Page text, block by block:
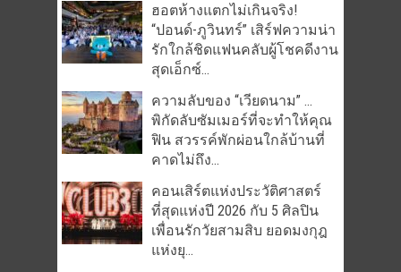
ฮอตห้างแตกไม่เกินจริง!
“ปอนด์-ภูวินทร์” เสิร์ฟความน่า
รักใกล้ชิดแฟนคลับผู้โชคดีงาน
สุดเอ็กซ์...
ความลับของ “เวียดนาม” …
พิกัดลับซัมเมอร์ที่จะทำให้คุณ
ฟิน สวรรค์พักผ่อนใกล้บ้านที่
คาดไม่ถึง...
คอนเสิร์ตแห่งประวัติศาสตร์
ที่สุดแห่งปี 2026 กับ 5 ศิลปิน
เพื่อนรักวัยสามสิบ ยอดมงกุฎ
แห่งยุ...